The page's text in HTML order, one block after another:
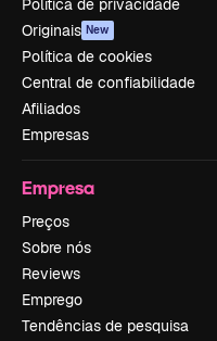
Política de privacidade
Originais New
Política de cookies
Central de confiabilidade
Afiliados
Empresas
Empresa
Preços
Sobre nós
Reviews
Emprego
Tendências de pesquisa